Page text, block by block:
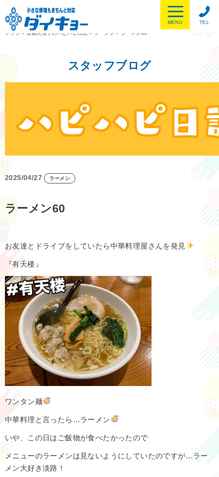
TEL
MENU
トップ
> 淡路久美子のハピハピ日記 > ラーメン > ラーメン60
スタッフブログ
2025/04/27 ラーメン
ラーメン60
お友達とドライブをしていたら中華料理屋さんを発見
『有天楼』
ワンタン麺
中華料理と言ったら…ラーメン
いや、この日はご飯物が食べたかったので
メニューのラーメンは見ないようにしていたのですが…ラー
メン大好き淡路！